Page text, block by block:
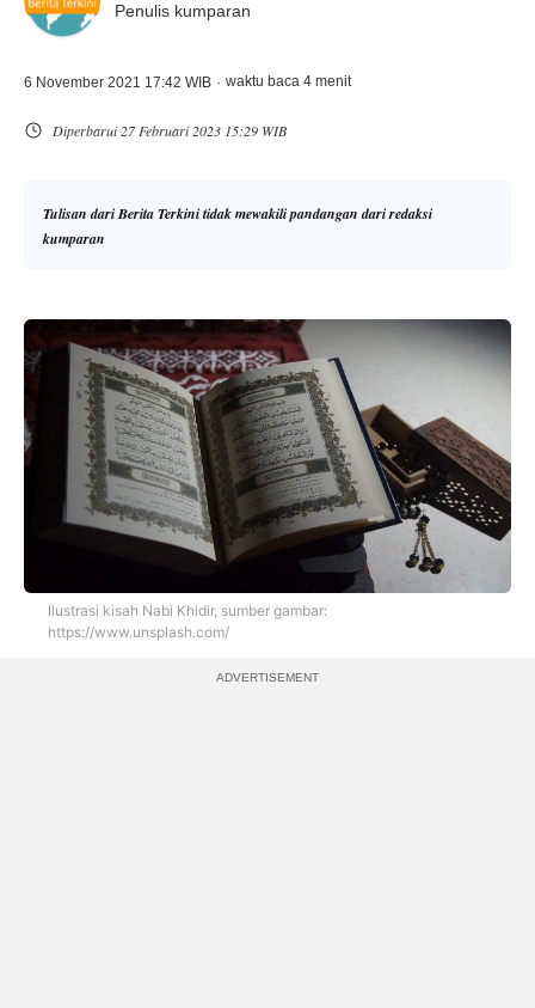
Penulis kumparan
6 November 2021 17:42 WIB · waktu baca 4 menit
Diperbarui 27 Februari 2023 15:29 WIB
Tulisan dari Berita Terkini tidak mewakili pandangan dari redaksi
kumparan
Ilustrasi kisah Nabi Khidir, sumber gambar:
https://www.unsplash.com/
ADVERTISEMENT